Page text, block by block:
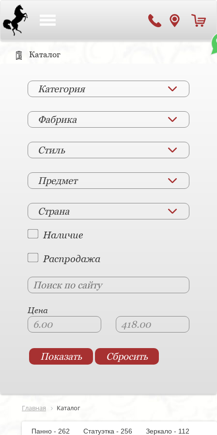
Каталог
Категория
Фабрика
Стиль
Предмет
Страна
Наличие
Распродажа
Цена
Главная Каталог
Панно - 262 Статуэтка - 256
Зеркало - 112